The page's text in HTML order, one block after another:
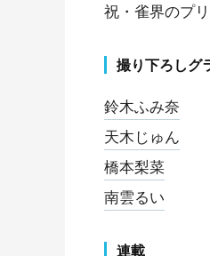
祝・雀界のプ
撮り下ろしグ
鈴木ふみ奈
天木じゅん
橋本梨菜
南雲るい
連載